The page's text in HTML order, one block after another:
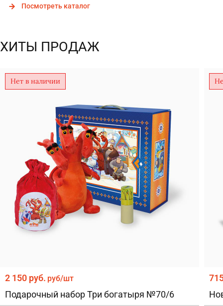
Посмотреть каталог
ХИТЫ ПРОДАЖ
Нет в наличии
2 150 руб. руб/шт
Подарочный набор Три богатыря №70/6